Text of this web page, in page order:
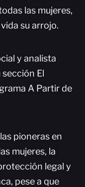
las mujeres,
su arrojo.
y analista
El
A Partir de
pioneras en
mujeres, la
legal y
pese a que